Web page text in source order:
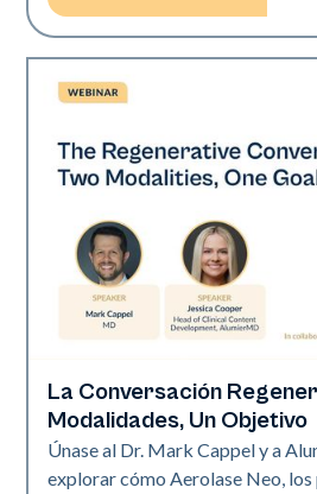
Neo Elite
La Conversación
Modalidades, Un Objetivo
Únase al Dr. Mark Cappel y a
explorar cómo Aerolase Neo, los